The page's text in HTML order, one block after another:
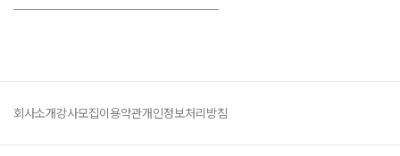
회사소개강사모집이용약관개인정보처리방침